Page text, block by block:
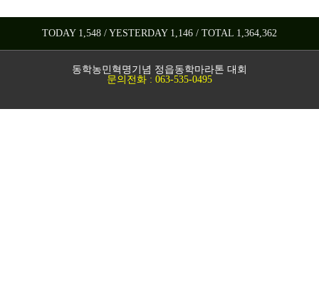
TODAY 1,548 / YESTERDAY 1,146 / TOTAL 1,364,362
동학농민혁명기념 정읍동학마라톤 대회
문의전화 : 063-535-0495